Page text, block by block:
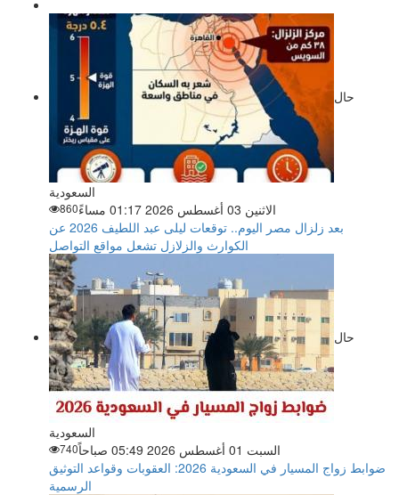
حال
السعودية
الاثنين 03 أغسطس 2026 01:17 مساءً
860
بعد زلزال مصر اليوم.. توقعات ليلى عبد اللطيف 2026 عن
الكوارث والزلازل تشعل مواقع التواصل
حال
السعودية
السبت 01 أغسطس 2026 05:49 صباحاً
740
ضوابط زواج المسيار في السعودية 2026: العقوبات وقواعد التوثيق
الرسمية